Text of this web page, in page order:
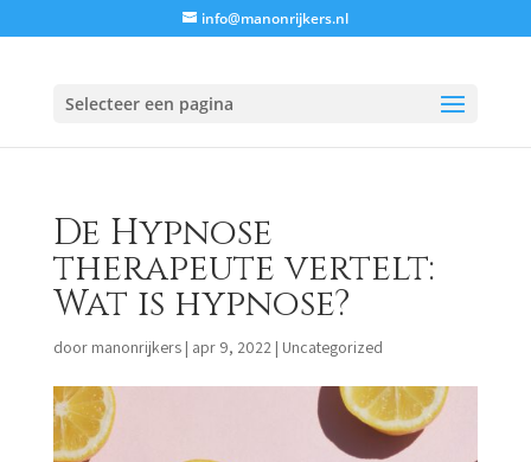
info@manonrijkers.nl
Selecteer een pagina
De Hypnose
therapeute vertelt:
Wat is hypnose?
door manonrijkers| apr 9, 2022| Uncategorized